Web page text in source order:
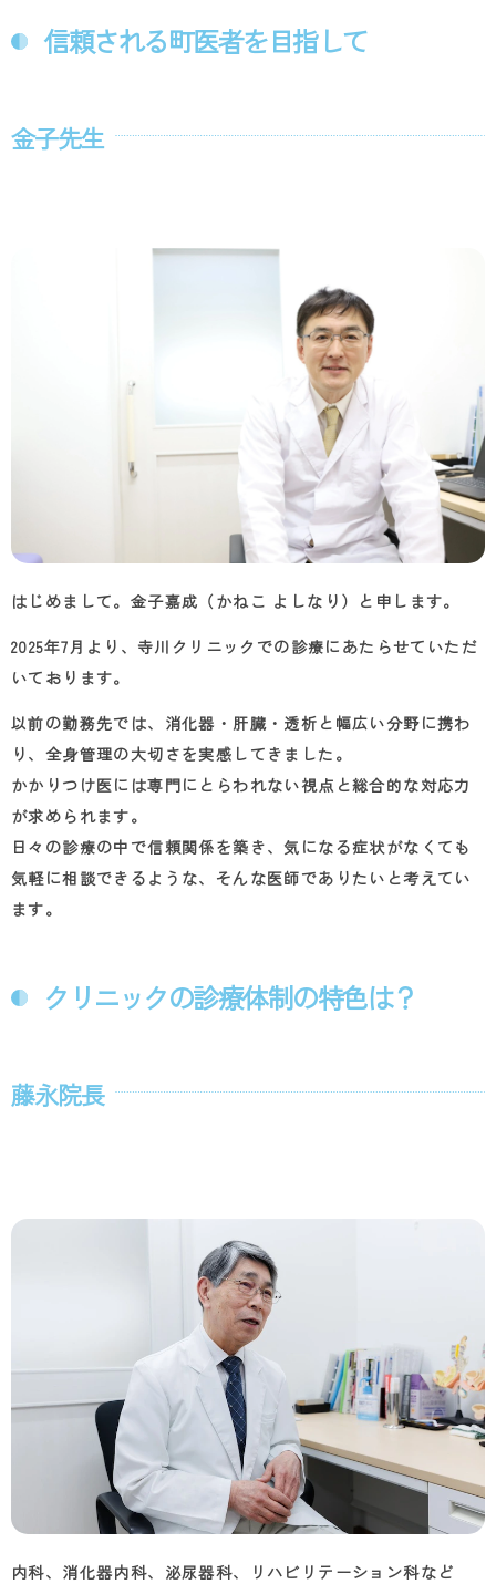
信頼される町医者を目指して
金子先生
はじめまして。金子嘉成（かねこ よしなり）と申します。
2025年7月より、寺川クリニックでの診療にあたらせていただ
いております。
以前の勤務先では、消化器・肝臓・透析と幅広い分野に携わ
り、全身管理の大切さを実感してきました。
かかりつけ医には専門にとらわれない視点と総合的な対応力
が求められます。
日々の診療の中で信頼関係を築き、気になる症状がなくても
気軽に相談できるような、そんな医師でありたいと考えてい
ます。
クリニックの診療体制の特色は？
藤永院長
内科、消化器内科、泌尿器科、リハビリテーション科など